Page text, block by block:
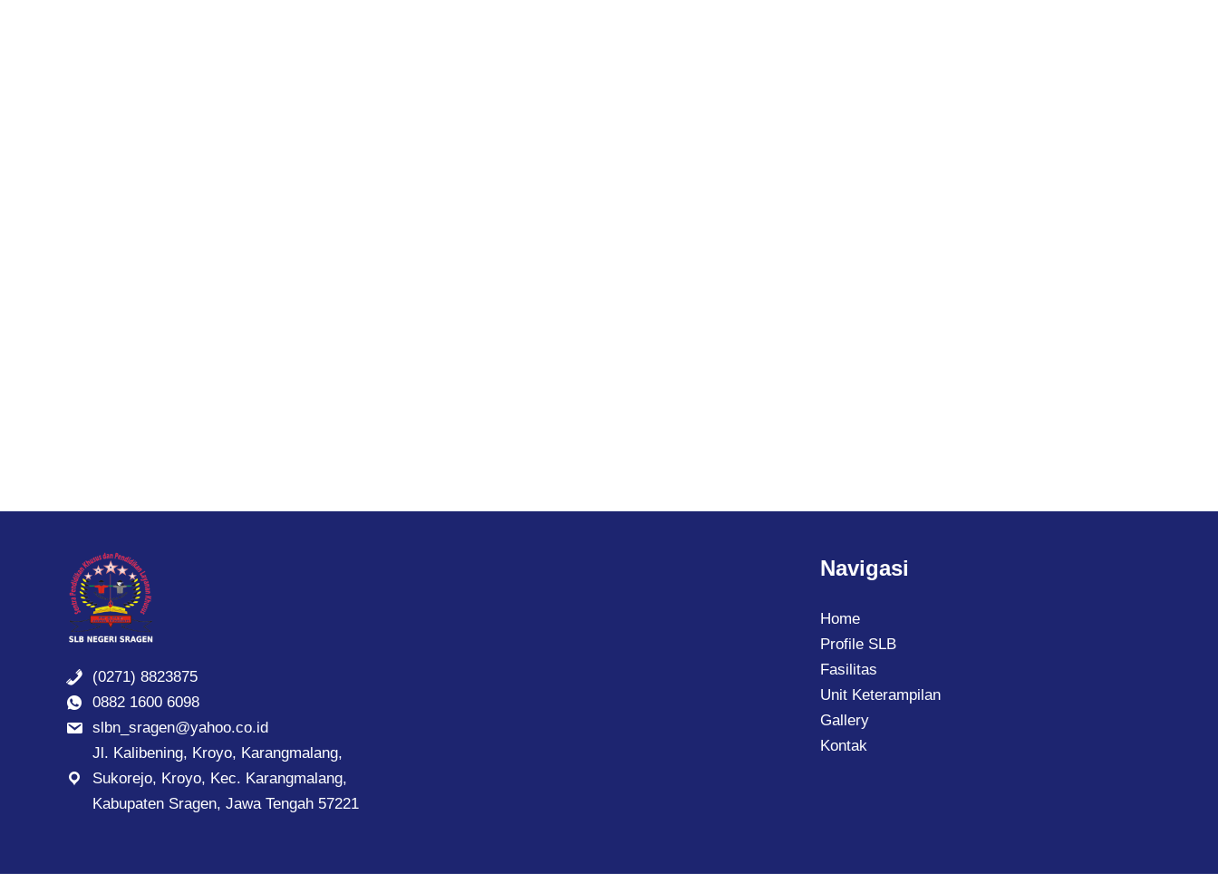
(0271) 8823875
0882 1600 6098
slbn_sragen@yahoo.co.id
Jl. Kalibening, Kroyo, Karangmalang,
Sukorejo, Kroyo, Kec. Karangmalang,
Kabupaten Sragen, Jawa Tengah 57221
Navigasi
Home
Profile SLB
Fasilitas
Unit Keterampilan
Gallery
Kontak